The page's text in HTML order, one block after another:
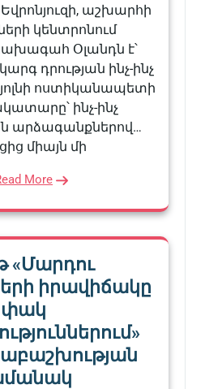
Եվրոնյուզի, աշխարհի
կենտրոնում
Օլանդն է՝
դրության ինչ-ինչ
ոստիկանապետի
ինչ-ինչ
արձագանքներով…
միայն մի
More
«Մարդու
իրավիճակը
փակ